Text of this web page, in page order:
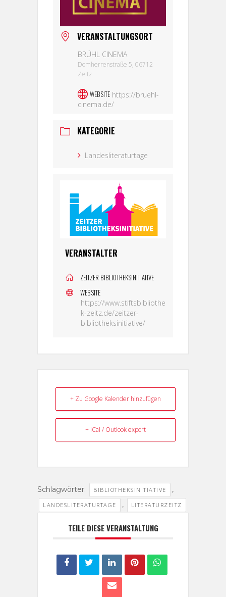
VERANSTALTUNGSORT
BRÜHL CINEMA
Domherrenstraße 5, 06712
Zeitz
WEBSITE https://bruehl-
cinema.de/
KATEGORIE
Landesliteraturtage
VERANSTALTER
ZEITZER BIBLIOTHEKSINITIATIVE
WEBSITE
https://www.stiftsbibliothe
k-zeitz.de/zeitzer-
bibliotheksinitiative/
+ Zu Google Kalender hinzufügen
+ iCal / Outlook export
Schlagwörter: BIBLIOTHEKSINITIATIVE ,
LANDESLITERATURTAGE , LITERATURZEITZ
TEILE DIESE VERANSTALTUNG